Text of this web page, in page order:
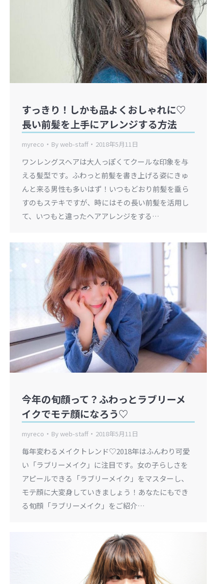
すっきり！しかも品よくおしゃれに♡
長い前髪を上手にアレンジする方法
myreco Byweb-staff 2018年5月11日
ワンレングスヘアは大人っぽくてクールな印象を与
える髪型です。ふわっと前髪を書き上げる姿にきゅ
んと来る男性も多いはず！いつもどおり前髪を垂ら
すのもステキですが、時にはその長い前髪を活用し
て、いつもと違ったヘアアレンジをする…
今年の旬顔って？ふわっとラブリーメ
イクでモテ顔になろう♡
myreco Byweb-staff 2018年5月11日
毎年変わるメイクトレンド♡2018年はふんわり可愛
い「ラブリーメイク」に注目です。女の子らしさを
アピールできる「ラブリーメイク」をマスターし、
モテ顔に大変身していきましょう！あなたにもでき
る旬顔「ラブリーメイク」をご紹介…